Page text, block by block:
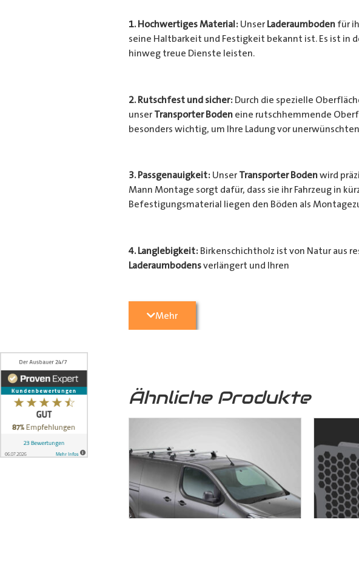
1. Hochwertiges Material: Unser Laderaumbodenfür
seine Haltbarkeit und Festigkeit bekannt ist. Es ist in
hinweg treue Dienste leisten.
2. Rutschfest und sicher: Durch die spezielle
unser Transporter Bodeneine rutschhemmende
besonders wichtig, um Ihre Ladung vor
3. Passgenauigkeit: Unser Transporter Bodenwird
Mann Montage sorgt dafür, dass sie ihr Fahrzeug in
Befestigungsmaterial liegen den Böden als
4. Langlebigkeit: Birkenschichtholz ist von Natur aus
Laderaumbodensverlängert und Ihren
geschützt.
Das von uns verwendete Holz
7. Formschlüssige Verbindung:Die
ineinandergreifen und mittels Madenschrauben
formschlüssige Verbindung, bei der die Platten
können, auch auf längere Zeit nicht. Dadurch
Mehr
Ähnliche Produkte